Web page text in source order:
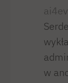
w